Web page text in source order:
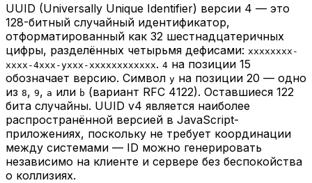
UUID (Universally Unique Identifier) версии 4 — это
128-битный случайный идентификатор,
отформатированный как 32 шестнадцатеричных
цифры, разделённых четырьмя дефисами: xxxxxxxx-
xxxx-4xxx-yxxx-xxxxxxxxxxxx. 4 на позиции 15
обозначает версию. Символ y на позиции 20 — одно
из 8, 9, a или b (вариант RFC 4122). Оставшиеся 122
бита случайны. UUID v4 является наиболее
распространённой версией в JavaScript-
приложениях, поскольку не требует координации
между системами — ID можно генерировать
независимо на клиенте и сервере без беспокойства
о коллизиях.